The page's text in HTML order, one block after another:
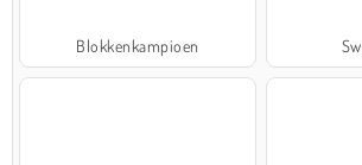
Blokkenkampioen